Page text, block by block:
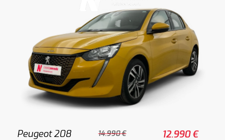
Peugeot 208 14.990 € 12.990 €